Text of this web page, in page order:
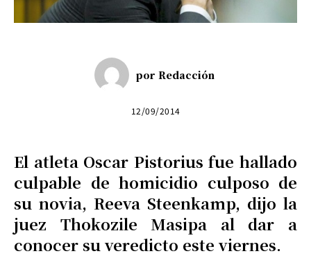
por Redacción
12/09/2014
El atleta Oscar Pistorius fue hallado
culpable de homicidio culposo de
su novia, Reeva Steenkamp, dijo la
juez Thokozile Masipa al dar a
conocer su veredicto este viernes.